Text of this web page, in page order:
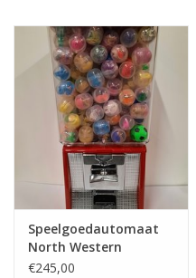
Speelgoedautomaat
North Western
€245,00